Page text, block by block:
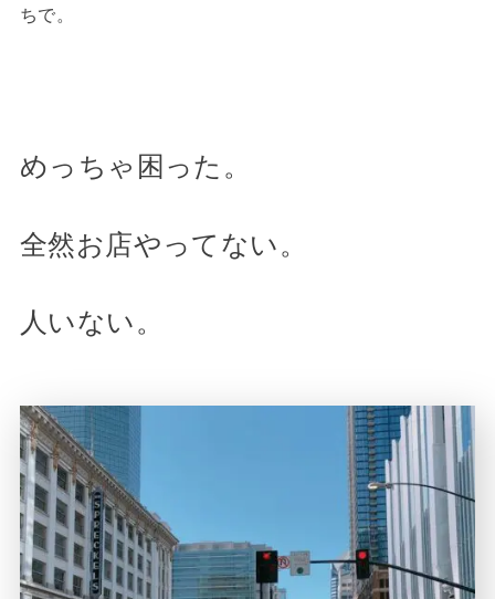
ちで。
めっちゃ困った。
全然お店やってない。
人いない。